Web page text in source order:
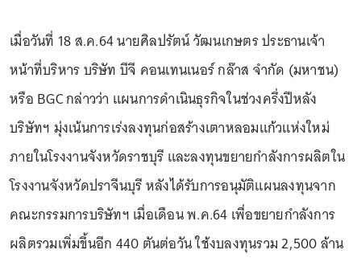
เมื่อวันที่ 18 ส.ค.64 นายศิลปรัตน์ วัฒนเกษตร ประธานเจ้า
หน้าที่บริหาร บริษัท บีจี คอนเทนเนอร์ กล๊าส จำกัด (มหาชน)
หรือ BGC กล่าวว่า แผนการดำเนินธุรกิจในช่วงครึ่งปีหลัง
บริษัทฯ มุ่งเน้นการเร่งลงทุนก่อสร้างเตาหลอมแก้วแห่งใหม่
ภายในโรงงานจังหวัดราชบุรี และลงทุนขยายกำลังการผลิตใน
โรงงานจังหวัดปราจีนบุรี หลังได้รับการอนุมัติแผนลงทุนจาก
คณะกรรมการบริษัทฯ เมื่อเดือน พ.ค.64 เพื่อขยายกำลังการ
ผลิตรวมเพิ่มขึ้นอีก 440 ตันต่อวัน ใช้งบลงทุนรวม 2,500 ล้าน